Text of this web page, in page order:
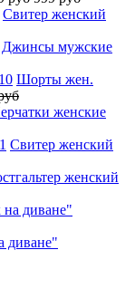
Свитер женский
Джинсы мужские
Шорты жен.
женские
Свитер женский
женский
диване"